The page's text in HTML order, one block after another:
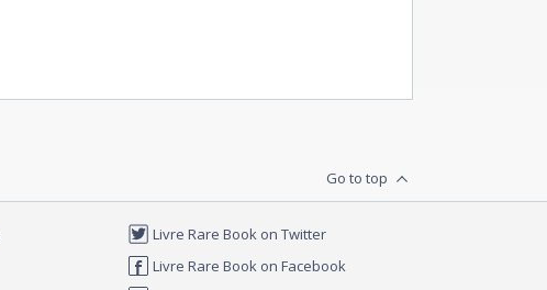
Go to top
Livre Rare Book on Twitter
Livre Rare Book on Facebook